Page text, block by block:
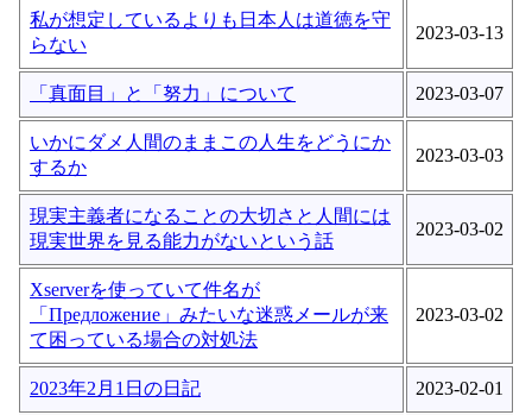
私が想定しているよりも日本人は道徳を守
らない
2023-03-13
「真面目」と「努力」について 2023-03-07
いかにダメ人間のままこの人生をどうにか
するか
2023-03-03
現実主義者になることの大切さと人間には
現実世界を見る能力がないという話
2023-03-02
Xserverを使っていて件名が
「Предложение」みたいな迷惑メールが来
て困っている場合の対処法
2023-03-02
2023年2月1日の日記 2023-02-01